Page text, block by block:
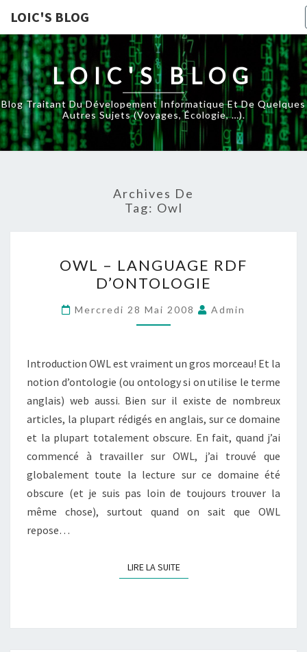
LOIC'S BLOG
LOIC'S BLOG
Blog Traitant Du Dévelopement Informatique Et De Quelques
Autres Sujets (voyages, Écologie, …).
Archives De
Tag: Owl
–
LANGUAGE
RDF
D’ONTOLOGIE
OWL – LANGUAGE RDF
D’ONTOLOGIE
Mercredi 28 Mai 2008 Admin
Introduction OWL est vraiment un gros morceau! Et la
notion d’ontologie (ou ontology si on utilise le terme
anglais) web aussi. Bien sur il existe de nombreux
articles, la plupart rédigés en anglais, sur ce domaine
et la plupart totalement obscure. En fait, quand j’ai
commencé à travailler sur OWL, j’ai trouvé que
globalement toute la lecture sur ce domaine été
obscure (et je suis pas loin de toujours trouver la
même chose), surtout quand on sait que OWL
repose…
LIRE LA SUITELIRE LA SUITE